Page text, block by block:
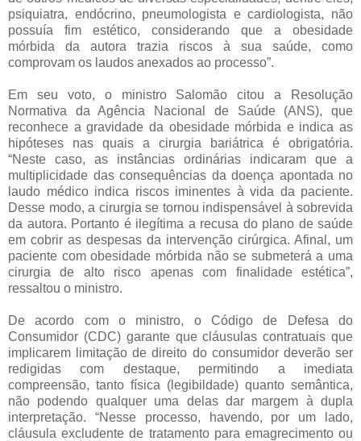
psiquiatra, endócrino, pneumologista e cardiologista, não
possuía fim estético, considerando que a obesidade
mórbida da autora trazia riscos à sua saúde, como
comprovam os laudos anexados ao processo”.
Em seu voto, o ministro Salomão citou a Resolução
Normativa da Agência Nacional de Saúde (ANS), que
reconhece a gravidade da obesidade mórbida e indica as
hipóteses nas quais a cirurgia bariátrica é obrigatória.
“Neste caso, as instâncias ordinárias indicaram que a
multiplicidade das consequências da doença apontada no
laudo médico indica riscos iminentes à vida da paciente.
Desse modo, a cirurgia se tornou indispensável à sobrevida
da autora. Portanto é ilegítima a recusa do plano de saúde
em cobrir as despesas da intervenção cirúrgica. Afinal, um
paciente com obesidade mórbida não se submeterá a uma
cirurgia de alto risco apenas com finalidade estética”,
ressaltou o ministro.
De acordo com o ministro, o Código de Defesa do
Consumidor (CDC) garante que cláusulas contratuais que
implicarem limitação de direito do consumidor deverão ser
redigidas com destaque, permitindo a imediata
compreensão, tanto física (legibildade) quanto semântica,
não podendo qualquer uma delas dar margem à dupla
interpretação. “Nesse processo, havendo, por um lado,
cláusula excludente de tratamento para emagrecimento ou